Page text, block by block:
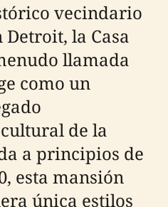
vecindario
la Casa
llamada
como un
de la
a principios de
esta mansión
única estilos